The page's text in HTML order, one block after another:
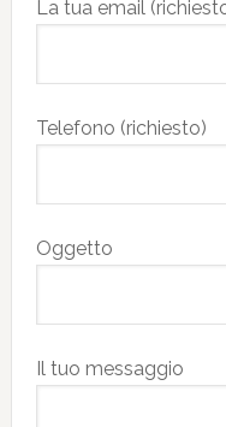
La tua email
Telefono (richiesto)
Oggetto
Il tuo messaggio